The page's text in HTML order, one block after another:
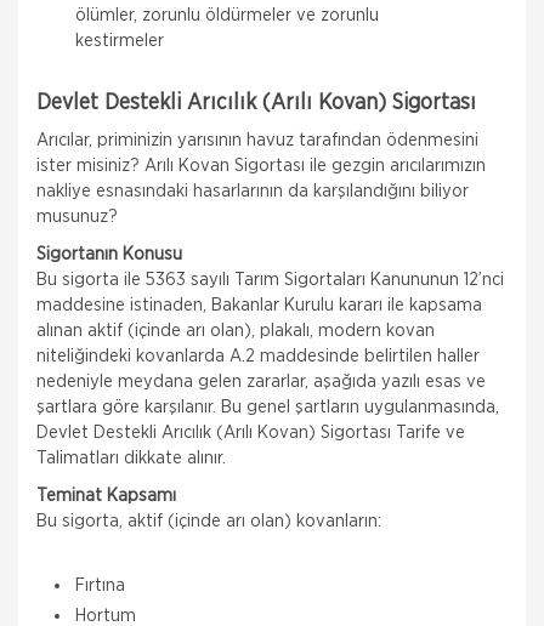
ölümler, zorunlu öldürmeler ve zorunlu
kestirmeler
Devlet Destekli Arıcılık (Arılı Kovan) Sigortası
Arıcılar, priminizin yarısının havuz tarafından ödenmesini
ister misiniz? Arılı Kovan Sigortası ile gezgin arıcılarımızın
nakliye esnasındaki hasarlarının da karşılandığını biliyor
musunuz?
Sigortanın Konusu
Bu sigorta ile 5363 sayılı Tarım Sigortaları Kanununun 12’nci
maddesine istinaden, Bakanlar Kurulu kararı ile kapsama
alınan aktif (içinde arı olan), plakalı, modern kovan
niteliğindeki kovanlarda A.2 maddesinde belirtilen haller
nedeniyle meydana gelen zararlar, aşağıda yazılı esas ve
şartlara göre karşılanır. Bu genel şartların uygulanmasında,
Devlet Destekli Arıcılık (Arılı Kovan) Sigortası Tarife ve
Talimatları dikkate alınır.
Teminat Kapsamı
Bu sigorta, aktif (içinde arı olan) kovanların:
Fırtına
Hortum